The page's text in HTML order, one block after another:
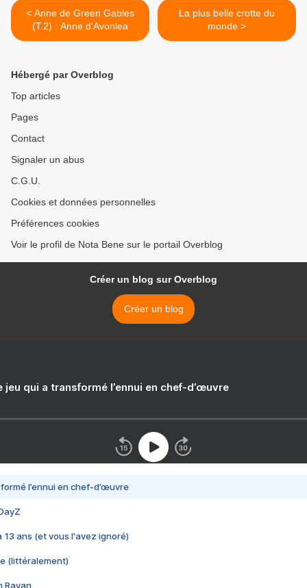
< Anne de Green Gables
(T.2) : Anne d'Avonlea
La plus belle crotte du
monde >
Hébergé par Overblog
Top articles
Pages
Contact
Signaler un abus
C.G.U.
Cookies et données personnelles
Préférences cookies
Voir le profil de Nota Bene sur le portail Overblog
Créer un blog sur Overblog
Créer un blog
jeu qui a transformé l’ennui en chef-d’œuvre
l’ennui en chef-d’œuvre
13 ans (et vous l'avez ignoré)
(littéralement)
Rayan